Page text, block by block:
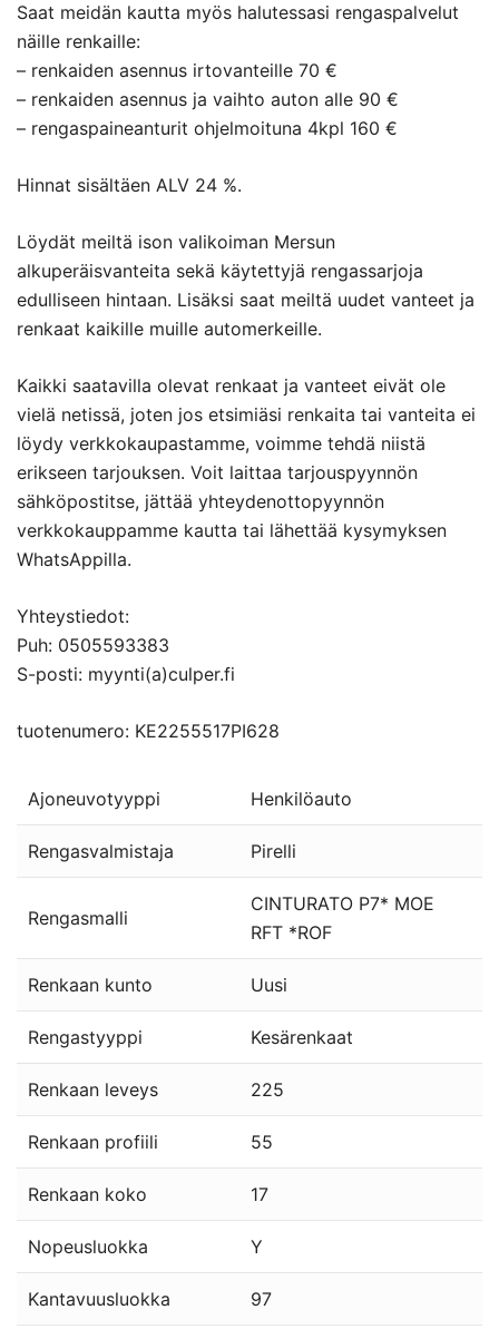
Saat meidän kautta myös halutessasi rengaspalvelut
näille renkaille:
– renkaiden asennus irtovanteille 70 €
– renkaiden asennus ja vaihto auton alle 90 €
– rengaspaineanturit ohjelmoituna 4kpl 160 €
Hinnat sisältäen ALV 24 %.
Löydät meiltä ison valikoiman Mersun
alkuperäisvanteita sekä käytettyjä rengassarjoja
edulliseen hintaan. Lisäksi saat meiltä uudet vanteet ja
renkaat kaikille muille automerkeille.
Kaikki saatavilla olevat renkaat ja vanteet eivät ole
vielä netissä, joten jos etsimiäsi renkaita tai vanteita ei
löydy verkkokaupastamme, voimme tehdä niistä
erikseen tarjouksen. Voit laittaa tarjouspyynnön
sähköpostitse, jättää yhteydenottopyynnön
verkkokauppamme kautta tai lähettää kysymyksen
WhatsAppilla.
Yhteystiedot:
Puh: 0505593383
S-posti: myynti(a)culper.fi
tuotenumero: KE2255517PI628
Ajoneuvotyyppi Henkilöauto
Rengasvalmistaja Pirelli
Rengasmalli
CINTURATO P7* MOE
RFT *ROF
Renkaan kunto Uusi
Rengastyyppi Kesärenkaat
Renkaan leveys 225
Renkaan profiili 55
Renkaan koko 17
Nopeusluokka Y
Kantavuusluokka 97